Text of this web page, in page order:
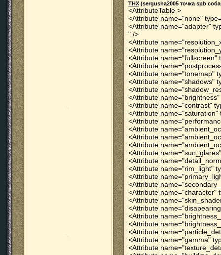
THX (sergusha2005 точка spb
<AttributeTable >
<Attribute name="none"
<Attribute name="adapter"
" />
<Attribute
<Attribute
<Attribute name="fullscreen"
<Attribute
<Attribute name="tonemap"
<Attribute name="shadows"
<Attribute
<Attribute
<Attribute name="contrast"
<Attribute
<Attribute
<Attribute
<Attribute
<Attribute
<Attribute
<Attribute
<Attribute name="rim_light"
<Attribute
<Attribute
<Attribute name="character"
<Attribute
<Attribute
<Attribute
<Attribute
<Attribute
<Attribute name="gamma"
<Attribute